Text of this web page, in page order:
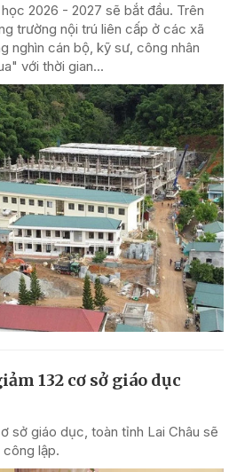
2026 - 2027 sẽ bắt đầu. Trên
trường nội trú liên cấp ở các xã
nghìn cán bộ, kỹ sư, công nhân
với thời gian...
132 cơ sở giáo dục
sở giáo dục, toàn tỉnh Lai Châu sẽ
lập.